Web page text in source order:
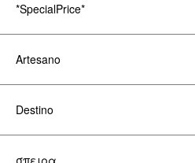
*SpecialPrice*
Artesano
Destino
σπειρα